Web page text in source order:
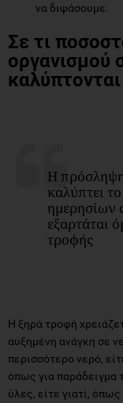
να διψάσουμε.
Σε τι
οργανισμού
Η
καλύπτει
ημερησίων
εξαρτάται
τροφής
Η ξηρά τροφή
αυξημένη ανάγκη σε
περισσότερο νερό,
όπως για παράδειγμα
ύλες, είτε γιατί,